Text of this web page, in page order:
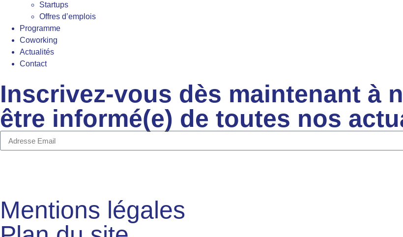
Startups
Offres d’emplois
Programme
Coworking
Actualités
Contact
Inscrivez-vous dès maintenant à
être informé(e) de toutes nos
Mentions légales